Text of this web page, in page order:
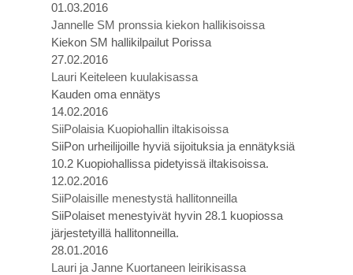
01.03.2016
Jannelle SM pronssia kiekon hallikisoissa
Kiekon SM hallikilpailut Porissa
27.02.2016
Lauri Keiteleen kuulakisassa
Kauden oma ennätys
14.02.2016
SiiPolaisia Kuopiohallin iltakisoissa
SiiPon urheilijoille hyviä sijoituksia ja ennätyksiä
10.2 Kuopiohallissa pidetyissä iltakisoissa.
12.02.2016
SiiPolaisille menestystä hallitonneilla
SiiPolaiset menestyivät hyvin 28.1 kuopiossa
järjestetyillä hallitonneilla.
28.01.2016
Lauri ja Janne Kuortaneen leirikisassa